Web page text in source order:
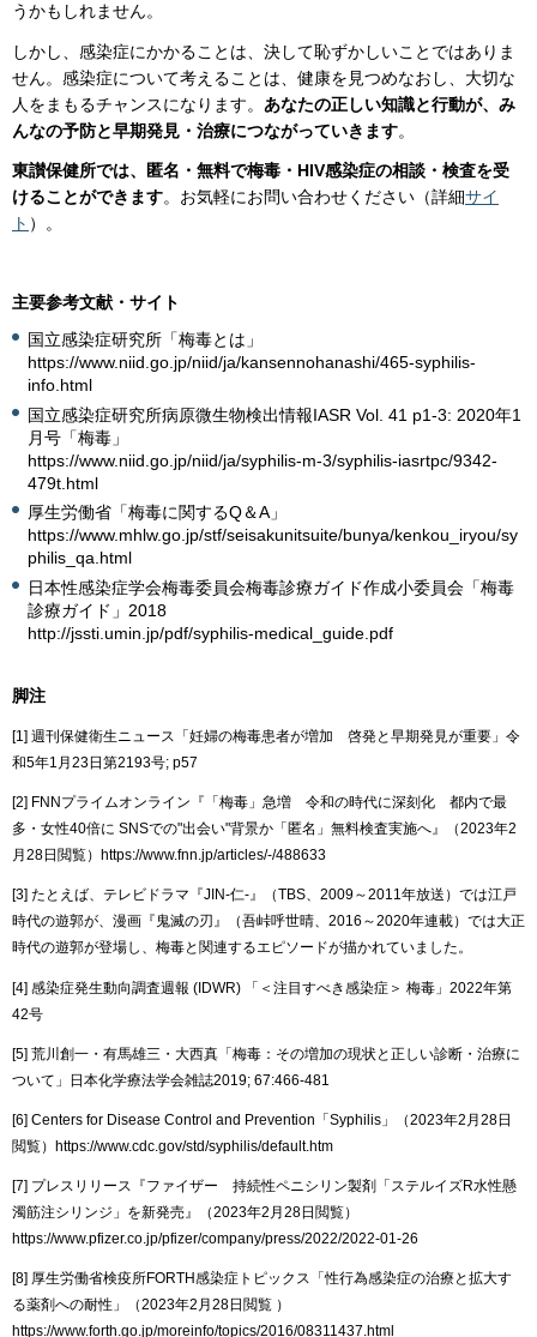
うかもしれません。
しかし、感染症にかかることは、決して恥ずかしいことではありま
せん。感染症について考えることは、健康を見つめなおし、大切な
人をまもるチャンスになります。 あなたの正しい知識と行動が、み
んなの予防と早期発見・治療につながっていきます。
東讃保健所では、匿名・無料で梅毒・HIV感染症の相談・検査を受
けることができます。お気軽にお問い合わせください（詳細サイ
ト ）。
主要参考文献・サイト
国立感染症研究所「梅毒とは」
https://www.niid.go.jp/niid/ja/kansennohanashi/465-syphilis-
info.html
国立感染症研究所病原微生物検出情報IASR Vol. 41 p1-3: 2020年1
月号「梅毒」
https://www.niid.go.jp/niid/ja/syphilis-m-3/syphilis-iasrtpc/9342-
479t.html
厚生労働省「梅毒に関するQ＆A」
https://www.mhlw.go.jp/stf/seisakunitsuite/bunya/kenkou_iryou/sy
philis_qa.html
日本性感染症学会梅毒委員会梅毒診療ガイド作成小委員会「梅毒
診療ガイド」2018
http://jssti.umin.jp/pdf/syphilis-medical_guide.pdf
脚注
[1] 週刊保健衛生ニュース「妊婦の梅毒患者が増加 啓発と早期発見が重要」令
和5年1月23日第2193号; p57
[2] FNNプライムオンライン『「梅毒」急増 令和の時代に深刻化 都内で最
多・女性40倍に SNSでの"出会い"背景か「匿名」無料検査実施へ』（2023年2
月28日閲覧）https://www.fnn.jp/articles/-/488633
[3] たとえば、テレビドラマ『JIN-仁-』（TBS、2009～2011年放送）では江戸
時代の遊郭が、漫画『鬼滅の刃』（吾峠呼世晴、2016～2020年連載）では大正
時代の遊郭が登場し、梅毒と関連するエピソードが描かれていました。
[4] 感染症発生動向調査週報 (IDWR) 「＜注目すべき感染症＞ 梅毒」2022年第
42号
[5] 荒川創一・有馬雄三・大西真「梅毒：その増加の現状と正しい診断・治療に
ついて」日本化学療法学会雑誌2019; 67:466-481
[6] Centers for Disease Control and Prevention「Syphilis」（2023年2月28日
閲覧）https://www.cdc.gov/std/syphilis/default.htm
[7] プレスリリース『ファイザー 持続性ペニシリン製剤「ステルイズR水性懸
濁筋注シリンジ」を新発売』（2023年2月28日閲覧）
https://www.pfizer.co.jp/pfizer/company/press/2022/2022-01-26
[8] 厚生労働省検疫所FORTH感染症トピックス「性行為感染症の治療と拡大す
る薬剤への耐性」（2023年2月28日閲覧 ）
https://www.forth.go.jp/moreinfo/topics/2016/08311437.html